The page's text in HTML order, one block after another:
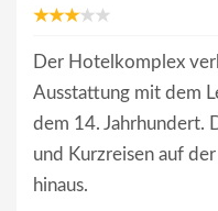
Der Hotelkomplex
Ausstattung mit dem
dem 14. Jahrhundert.
und Kurzreisen auf
hinaus.